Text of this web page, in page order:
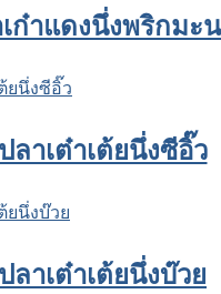
ก๋าแดงนึ่งพริกมะ
ลาเต๋าเต้ยนึ่งซีอิ๊ว
ลาเต๋าเต้ยนึ่งบ๊วย